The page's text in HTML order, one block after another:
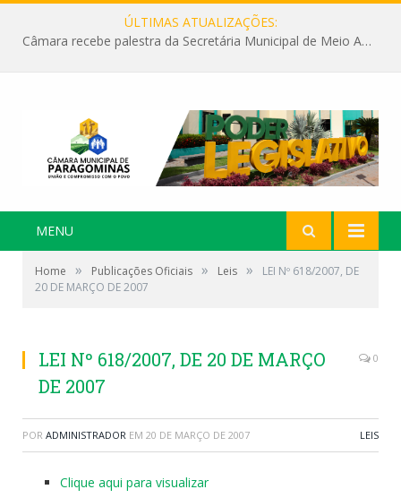
ÚLTIMAS ATUALIZAÇÕES:
Câmara recebe palestra da Secretária Municipal de Meio Ambiente sobre as ações da “SEMANA DO MEIO AMBIENTE”
MENU
Home » Publicações Oficiais » Leis »
LEI Nº 618/2007, DE
20 DE MARÇO DE 2007
LEI Nº 618/2007, DE 20 DE MARÇO
DE 2007
0
POR ADMINISTRADOR EM 20 DE MARÇO DE 2007 LEIS
Clique aqui para visualizar